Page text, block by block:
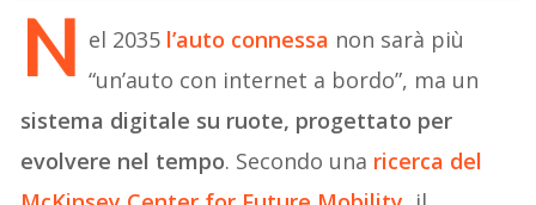
N el 2035 l’auto connessa non sarà più
“un’auto con internet a bordo”, ma un
sistema digitale su ruote, progettato per
evolvere nel tempo. Secondo una ricerca del